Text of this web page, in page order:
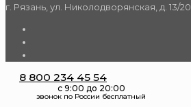
г. Рязань, ул. Николодворянская, д. 13/20
8 800 234 45 54